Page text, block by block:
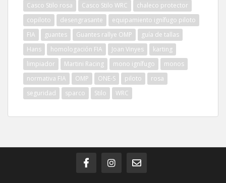
Casco Stilo rosa
Casco Stilo WRC
chaleco protector
copiloto
desengrasante
equipamiento ignífugo piloto
FIA
guantes Guantes rallye OMP
guía de tallas
Hans
homologación FIA Joan Vinyes
karting
limpiador
Martini Racing mono ignífugo
monos
normativa FIA
OMP ONE-S piloto
rosa
seguridad
sparco Stilo WRC